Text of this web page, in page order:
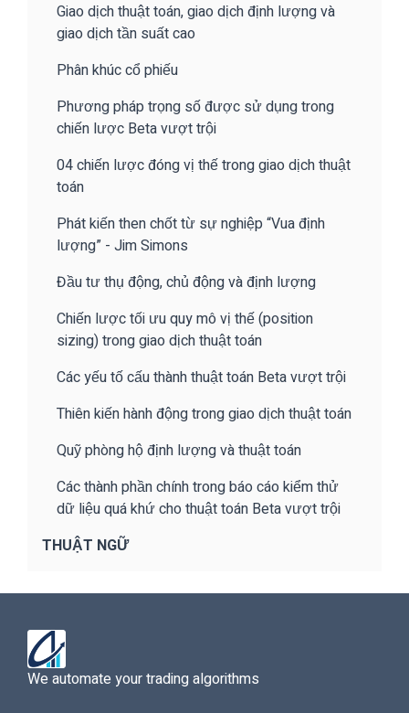
Giao dịch thuật toán, giao dịch định lượng và
giao dịch tần suất cao
Phân khúc cổ phiếu
Phương pháp trọng số được sử dụng trong
chiến lược Beta vượt trội
04 chiến lược đóng vị thế trong giao dịch thuật
toán
Phát kiến then chốt từ sự nghiệp “Vua định
lượng” - Jim Simons
Đầu tư thụ động, chủ động và định lượng
Chiến lược tối ưu quy mô vị thế (position
sizing) trong giao dịch thuật toán
Các yếu tố cấu thành thuật toán Beta vượt trội
Thiên kiến hành động trong giao dịch thuật toán
Quỹ phòng hộ định lượng và thuật toán
Các thành phần chính trong báo cáo kiểm thử
dữ liệu quá khứ cho thuật toán Beta vượt trội
THUẬT NGỮ
We automate your trading algorithms